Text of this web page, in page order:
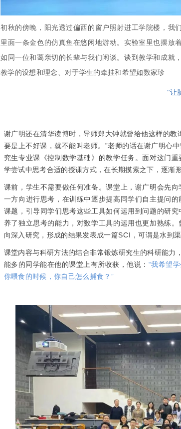
初秋的傍晚，阳光透过偏西的窗户照射进工学院楼，我
里面一条金色的仿真鱼在悠闲地游动。实验室里也摆放
如同一位和蔼亲切的长辈与我们闲谈。谈到教学和成就
教学的设想和理念、对于学生的牵挂和希望如数家珍
“让
谢广明还在清华读博时，导师郑大钟就曾给他这样的教
要是上不好课，就不能叫老师。”老师的话在谢广明心
究生专业课《控制数学基础》的教学任务。面对这门
学尝试中思考合适的授课方式，在长期摸索之下，逐渐
课前，学生不需要做任何准备。课堂上，谢广明会先
一方向进行思考，在训练中逐步提高同学们自主提问
课题，引导同学们思考这些工具如何运用到问题的研
养了独立思考的能力，对数学工具的运用也更加熟练
向深入研究，形成的结果发表成一篇SCI ，可谓是水到渠
课堂内容与科研方法的结合非常锻炼研究生的科研能力
能多的同学能在他的课堂上有所收获，他说： “我希望
你喂食的时候，你自己怎么捕食？”